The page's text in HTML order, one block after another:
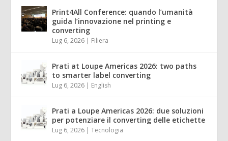
Print4All Conference: quando l’umanità
guida l’innovazione nel printing e
converting
Lug 6, 2026 | Filiera
Prati at Loupe Americas 2026: two paths
to smarter label converting
Lug 6, 2026 | English
Prati a Loupe Americas 2026: due soluzioni
per potenziare il converting delle etichette
Lug 6, 2026 |Tecnologia